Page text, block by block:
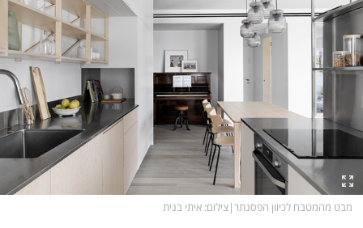
מבט מהמטבח לכיוון הפסנתר|צילום: איתי בנית